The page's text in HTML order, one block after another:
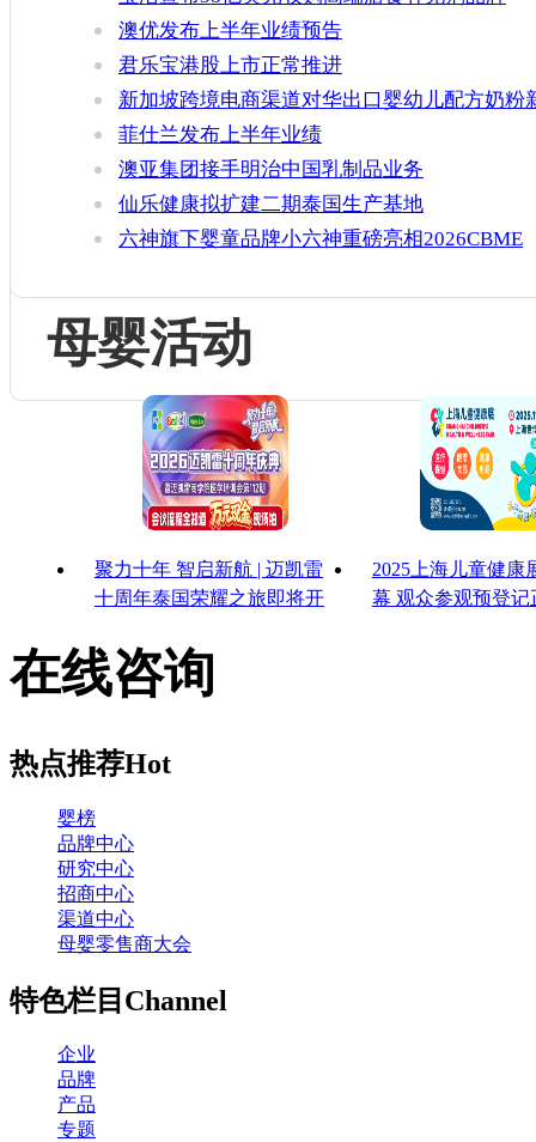
Thorne
澳优发布上半年业绩预告
君乐宝港股上市正常推进
新加坡跨境电商渠道对华出口婴幼儿配方奶粉
增官方健康证书通关要求
菲仕兰发布上半年业绩
澳亚集团接手明治中国乳制品业务
仙乐健康拟扩建二期泰国生产基地
六神旗下婴童品牌小六神重磅亮相2026CBME
母婴活动
聚力十年 智启新航 | 迈凯雷
十周年泰国荣耀之旅即将开
2025上海儿童健康
幕 观众参观预登记
在线咨询
热点推荐Hot
婴榜
品牌中心
研究中心
招商中心
渠道中心
母婴零售商大会
特色栏目 Channel
企业
品牌
产品
专题